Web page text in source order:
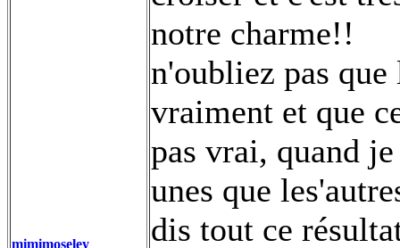
mimimoseley
notre charme!!
n'oubliez pas
vraiment et que
pas vrai, quand
unes que
dis tout ce